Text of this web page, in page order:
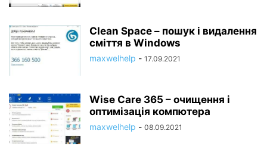
Clean Space – пошук і видалення
сміття в Windows
maxwelhelp - 17.09.2021
Wise Care 365 – очищення і
оптимізація компютера
maxwelhelp - 08.09.2021